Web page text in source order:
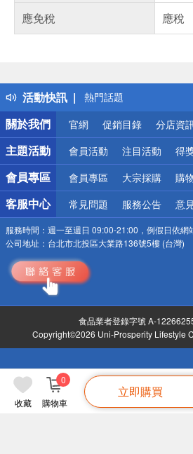
收藏 購物車
0
立即購買
應免稅
應稅
活動快訊
得獎公告
熱門話題
銀行優惠
偏遠地區配送
詐騙網頁！請小心！
關於我們
官網 促銷目錄 分店資
主題活動 會員活動 注目活動 得
會員專區 會員專區 大宗採購 購
客服中心 常見問題 服務公告 意
服務時間： 週一至週日 09:00-21:00，例假日依網
公司地址： 台北市北投區大業路136號5樓 (台灣)
食品業者登錄字號 A-
Copyright©2026 Uni-Prosperity Lifestyle